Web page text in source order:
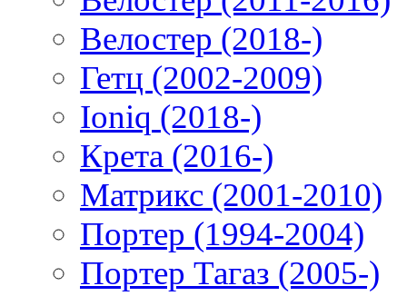
Велостер (2018-)
Гетц (2002-2009)
Ioniq (2018-)
Крета (2016-)
Матрикс (2001-2010)
Портер (1994-2004)
Портер Тагаз (2005-)